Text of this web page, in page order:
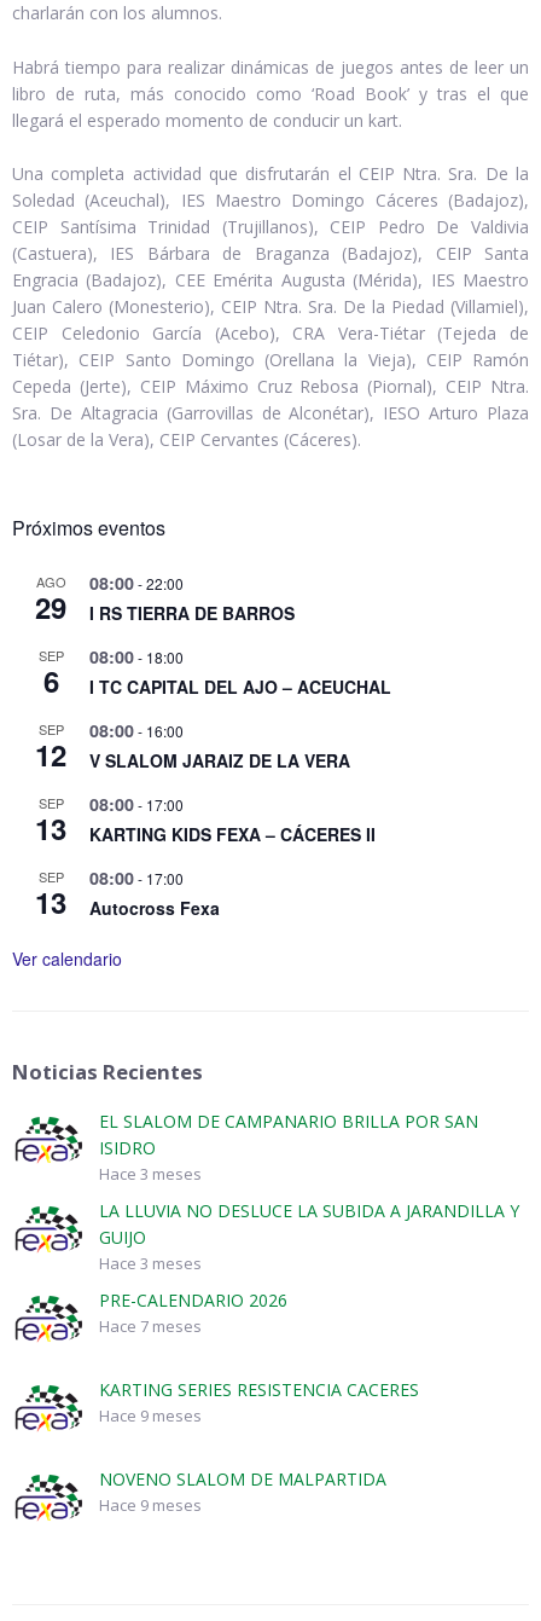
charlarán con los alumnos.
Habrá tiempo para realizar dinámicas de juegos antes de leer un
libro de ruta, más conocido como ‘Road Book’ y tras el que
llegará el esperado momento de conducir un kart.
Una completa actividad que disfrutarán el CEIP Ntra. Sra. De la
Soledad (Aceuchal), IES Maestro Domingo Cáceres (Badajoz),
CEIP Santísima Trinidad (Trujillanos), CEIP Pedro De Valdivia
(Castuera), IES Bárbara de Braganza (Badajoz), CEIP Santa
Engracia (Badajoz), CEE Emérita Augusta (Mérida), IES Maestro
Juan Calero (Monesterio), CEIP Ntra. Sra. De la Piedad (Villamiel),
CEIP Celedonio García (Acebo), CRA Vera-Tiétar (Tejeda de
Tiétar), CEIP Santo Domingo (Orellana la Vieja), CEIP Ramón
Cepeda (Jerte), CEIP Máximo Cruz Rebosa (Piornal), CEIP Ntra.
Sra. De Altagracia (Garrovillas de Alconétar), IESO Arturo Plaza
(Losar de la Vera), CEIP Cervantes (Cáceres).
Próximos eventos
AGO
29
08:00-22:00
I RS TIERRA DE BARROS
SEP
6
08:00- 18:00
I TC CAPITAL DEL AJO – ACEUCHAL
SEP
12
08:00- 16:00
V SLALOM JARAIZ DE LA VERA
SEP
13
08:00- 17:00
KARTING KIDS FEXA – CÁCERES II
SEP
13
08:00- 17:00
Autocross Fexa
Ver calendario
Noticias Recientes
EL SLALOM DE CAMPANARIO BRILLA POR SAN
ISIDRO
Hace 3 meses
LA LLUVIA NO DESLUCE LA SUBIDA A JARANDILLA Y
GUIJO
Hace 3 meses
PRE-CALENDARIO 2026
Hace 7 meses
KARTING SERIES RESISTENCIA CACERES
Hace 9 meses
NOVENO SLALOM DE MALPARTIDA
Hace 9 meses